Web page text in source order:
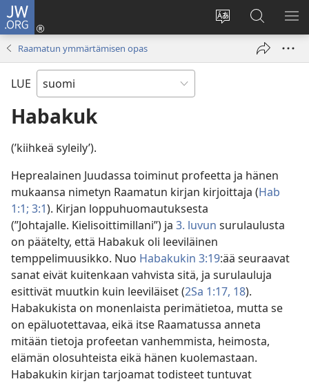
JW.ORG
Vaihda
sivuston
Kirjaudu
(avaa
Hae
JW.ORG-
sivustolta
Raamatun ymmärtämisen opas
LUE
Habakuk
(’kiihkeä syleily’).
Heprealainen Juudassa toiminut profeetta ja hänen
mukaansa nimetyn Raamatun kirjan kirjoittaja (Hab
1:1; 3:1). Kirjan loppuhuomautuksesta
(”Johtajalle. Kielisoittimillani”) ja 3. luvun surulaulusta
on päätelty, että Habakuk oli leeviläinen
temppelimuusikko. Nuo Habakukin 3:19:ää seuraavat
sanat eivät kuitenkaan vahvista sitä, ja surulauluja
esittivät muutkin kuin leeviläiset (2Sa 1:17, 18).
Habakukista on monenlaista perimätietoa, mutta se
on epäluotettavaa, eikä itse Raamatussa anneta
mitään tietoja profeetan vanhemmista, heimosta,
elämän olosuhteista eikä hänen kuolemastaan.
Habakukin kirjan tarjoamat todisteet tuntuvat